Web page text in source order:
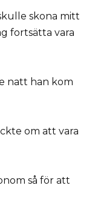
skona mitt
fortsätta vara
natt han kom
om att vara
så för att